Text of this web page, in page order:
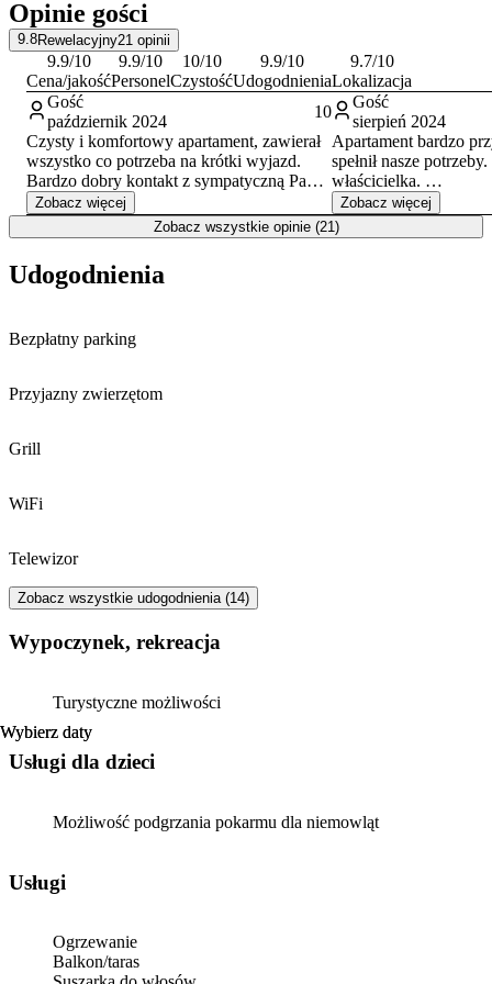
„Wodny Świat”.
Opinie gości
9.8Rewelacyjny21 opinii
9.9/10
Cena/jakość
9.9/10
Personel
10/10
Czystość
9.9/10
Udogodnienia
9.7/10
Lokalizacja
Gość
październik 2024
10
Czysty i komfortowy apartament, zawierał
wszystko co potrzeba na krótki wyjazd.
Bardzo dobry kontakt z sympatyczną Panią
właścicielką.
Zobacz więcej
Gość
sierpień 2024
Apartament bardzo
spełnił nasze
właścicielka.
Polecamy 🥰
Zobacz więcej
Zobacz wszystkie opinie (21)
Wybierz daty
Wybierz daty
Udogodnienia
Bezpłatny parking
Przyjazny zwierzętom
Grill
WiFi
Telewizor
Zobacz wszystkie udogodnienia (14)
Wypoczynek, rekreacja
Turystyczne możliwości
usługi dla dzieci
Możliwość podgrzania pokarmu dla niemowląt
Usługi
Ogrzewanie
Balkon/taras